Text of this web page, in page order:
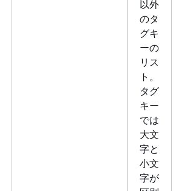
以外
のタ
グキ
ーの
リス
ト。
タグ
キー
では
大文
字と
小文
字が